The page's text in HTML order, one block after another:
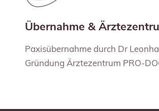
Übernahme &
Paxisübernahme durch Dr
Gründung Ärztezentrum PRO-